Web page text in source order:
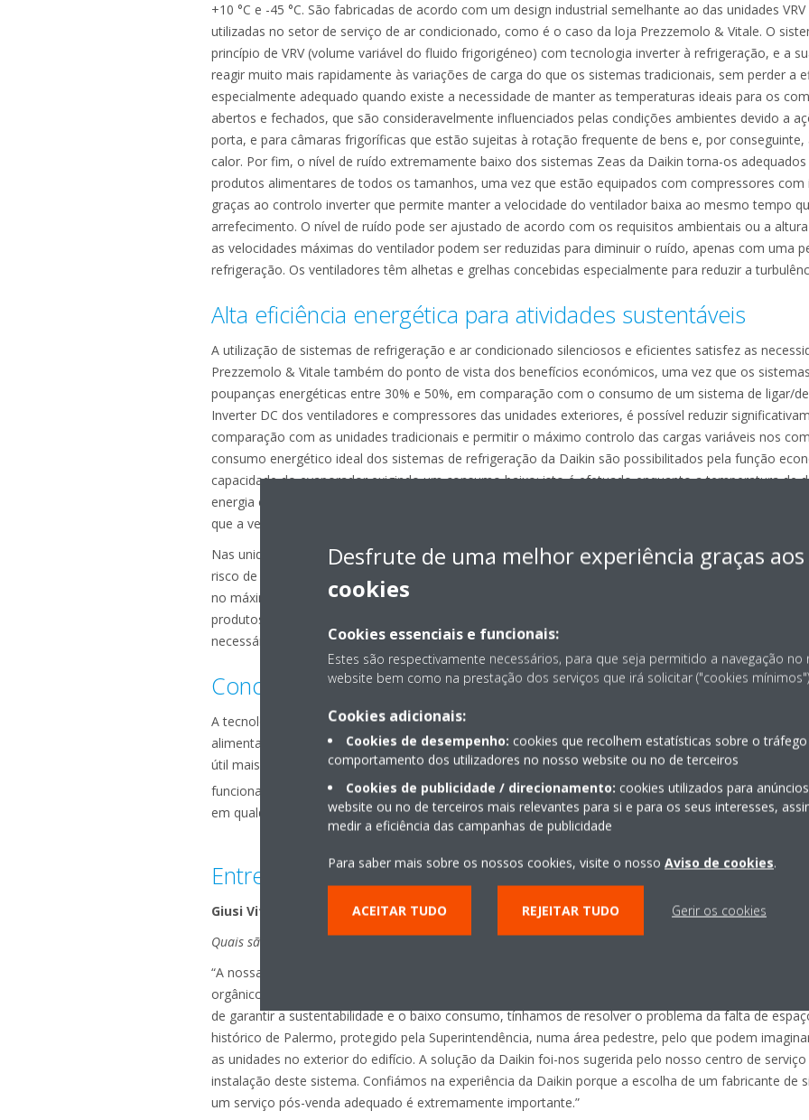
+10 °C e -45 °C. São fabricadas de acordo com um design industrial semelhante ao das unidades
utilizadas no setor de serviço de ar condicionado, como é o caso da loja Prezzemolo & Vitale. O
princípio de VRV (volume variável do fluido frigorigéneo) com tecnologia inverter à refrigeração, e a
reagir muito mais rapidamente às variações de carga do que os sistemas tradicionais, sem perder a
especialmente adequado quando existe a necessidade de manter as temperaturas ideais para os
abertos e fechados, que são consideravelmente influenciados pelas condições ambientes devido a
porta, e para câmaras frigoríficas que estão sujeitas à rotação frequente de bens e, por conseguinte,
calor. Por fim, o nível de ruído extremamente baixo dos sistemas Zeas da Daikin torna-os
produtos alimentares de todos os tamanhos, uma vez que estão equipados com compressores com
graças ao controlo inverter que permite manter a velocidade do ventilador baixa ao mesmo tempo
arrefecimento. O nível de ruído pode ser ajustado de acordo com os requisitos ambientais ou a
as velocidades máximas do ventilador podem ser reduzidas para diminuir o ruído, apenas com uma
refrigeração. Os ventiladores têm alhetas e grelhas concebidas especialmente para reduzir a
Alta eficiência energética para atividades sustentáveis
A utilização de sistemas de refrigeração e ar condicionado silenciosos e eficientes satisfez as
Prezzemolo & Vitale também do ponto de vista dos benefícios económicos, uma vez que os
poupanças energéticas entre 30% e 50%, em comparação com o consumo de um sistema de ligar/
Inverter DC dos ventiladores e compressores das unidades exteriores, é possível reduzir
comparação com as unidades tradicionais e permitir o máximo controlo das cargas variáveis nos
consumo energético ideal dos sistemas de refrigeração da Daikin são possibilitados pela função
capacidade do evaporador exigindo um consumo baixo; isto é efetuado enquanto a temperatura de
energia e criando benefícios para o compressor. A descida da temperatura exterior e da carga na
que a velocidade do compressor inverter e do ventilador e a temperatura de condensação mudem
Nas unidades Zeas, por exemplo, a temperatura de evaporação configurada pode ser aumentada
risco de congelar os produtos durante o modo noturno, a temperatura de evaporação das unidades
no máximo, 3 °C acima da temperatura definida. Desta forma, as unidades Zeas podem ser
produtos para a temperatura de armazenamento necessária, aumentado a carga de refrigeração
necessário para o arrefecimento. Quando as temperaturas pretendidas são atingidas, a carga e o
Conclusões
A tecnologia inverter de alta eficiência dos sistemas Zeas da Daikin representa a solução mais
alimentares, uma vez que estes oferecem uma tecnologia de refrigeração inovadora para a máxima
útil mais reduzida, facilidade de instalação e máxima eficiência energética e uma redução das
funcionamento. O funcionamento extremamente silencioso das unidades de condensação permite
em qualquer parte, mesmo no centro das cidades.
Entrevistas com figuras-chave
Giusi Vitale, proprietário da loja Prezzemolo & Vitale
Quais são as funcionalidades da loja que abriu recentemente?
“A nossa empresa enquadra-se no setor da venda a retalho. Temos supermercados onde vendemos
orgânicos, locais e de excelência. A necessidade de encontrar um sistema adequado surgiu com a
de garantir a sustentabilidade e o baixo consumo, tínhamos de resolver o problema da falta de
histórico de Palermo, protegido pela Superintendência, numa área pedestre, pelo que podem
as unidades no exterior do edifício. A solução da Daikin foi-nos sugerida pelo nosso centro de
instalação deste sistema. Confiámos na experiência da Daikin porque a escolha de um fabricante de
um serviço pós-venda adequado é extremamente importante.”
Desfrute de uma melhor experiência graças aos
cookies
Cookies essenciais e funcionais:
Estes são respectivamente necessários, para que seja permitido a navegação no
website bem como na prestação dos serviços que irá solicitar ("cookies
Cookies adicionais:
Cookies de desempenho: cookies que recolhem estatísticas sobre o
comportamento dos utilizadores no nosso website ou no de terceiros
Cookies de publicidade / direcionamento: cookies utilizados para
website ou no de terceiros mais relevantes para si e para os seus interesses,
medir a eficiência das campanhas de publicidade
Para saber mais sobre os nossos cookies, visite o nosso Aviso de cookies.
ACEITAR TUDO REJEITAR TUDO Gerir os cookies